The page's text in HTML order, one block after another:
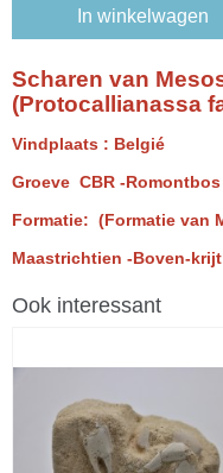
In winkelwagen
Scharen van
(Protocallianassa
Vindplaats : Belgié
Groeve CBR -
Formatie: (Formatie van
Maastrichtien -Boven-
Ook interessant